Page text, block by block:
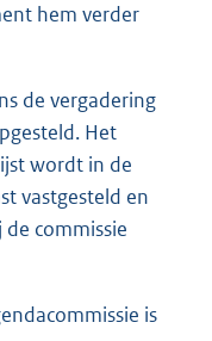
hem verder
de vergadering
Het
wordt in de
vastgesteld en
commissie
is